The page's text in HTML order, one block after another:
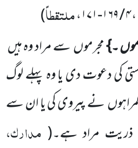
،۴ / ۱۶۹-۱۷۱ ،ملتقطاً)
۔}مجرموںسے مراد وہ ہیں
کی دعوت دی یا وہ پہلے لوگ
نے پیروی کی یا ان سے
ذریت مراد ہے۔( مدارک،